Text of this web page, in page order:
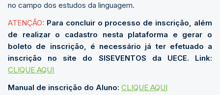
no campo dos estudos da linguagem.
ATENÇÃO: Para concluir o processo de inscrição, além
de realizar o cadastro nesta plataforma e gerar o
boleto de inscrição, é necessário já ter efetuado a
inscrição no site do SISEVENTOS da UECE. Link:
CLIQUE AQUI
Manual de inscrição do Aluno: CLIQUE AQUI